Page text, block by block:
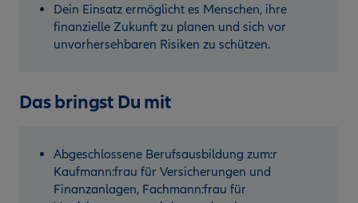
Dein Einsatz ermöglicht es Menschen, ihre
finanzielle Zukunft zu planen und sich vor
unvorhersehbaren Risiken zu schützen.
Das bringst Du mit
Abgeschlossene Berufsausbildung zum:r
Kaufmann:frau für Versicherungen und
Finanzanlagen, Fachmann:frau für